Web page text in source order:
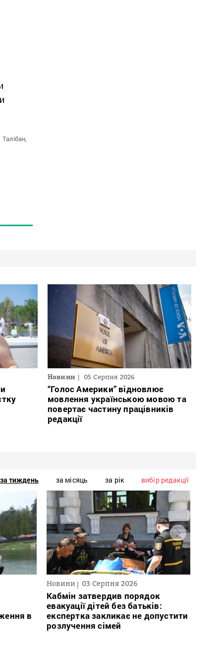
Талібан,
Новини 05 Серпня 2026
“Голос Америки” відновлює
мовлення українською мовою та
повертає частину працівників
редакції
за тиждень за місяць за рік вибір редакції
в
Новини 03 Серпня 2026
Кабмін затвердив порядок
евакуації дітей без батьків:
експертка закликає не допустити
розлучення сімей